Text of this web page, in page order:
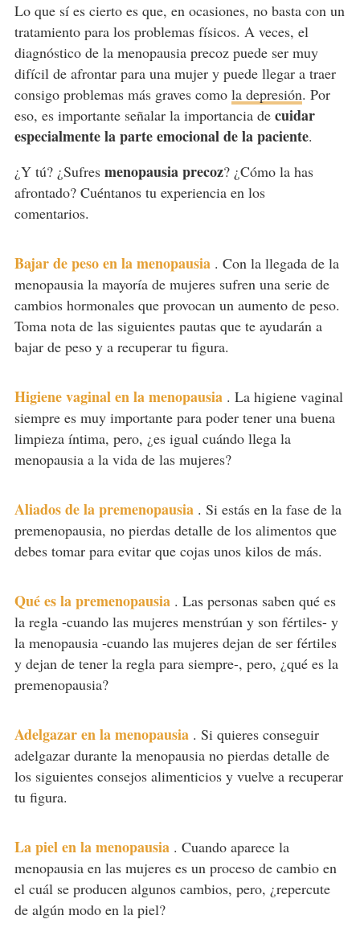
Lo que sí es cierto es que, en ocasiones, no basta con un
tratamiento para los problemas físicos. A veces, el
diagnóstico de la menopausia precoz puede ser muy
difícil de afrontar para una mujer y puede llegar a traer
consigo problemas más graves como la depresión. Por
eso, es importante señalar la importancia de cuidar
especialmente la parte emocional de la paciente.
¿Y tú? ¿Sufres menopausia precoz? ¿Cómo la has
afrontado? Cuéntanos tu experiencia en los
comentarios.
Bajar de peso en la menopausia . Con la llegada de la
menopausia la mayoría de mujeres sufren una serie de
cambios hormonales que provocan un aumento de peso.
Toma nota de las siguientes pautas que te ayudarán a
bajar de peso y a recuperar tu figura.
Higiene vaginal en la menopausia . La higiene vaginal
siempre es muy importante para poder tener una buena
limpieza íntima, pero, ¿es igual cuándo llega la
menopausia a la vida de las mujeres?
Aliados de la premenopausia . Si estás en la fase de la
premenopausia, no pierdas detalle de los alimentos que
debes tomar para evitar que cojas unos kilos de más.
Qué es la premenopausia . Las personas saben qué es
la regla -cuando las mujeres menstrúan y son fértiles- y
la menopausia -cuando las mujeres dejan de ser fértiles
y dejan de tener la regla para siempre-, pero, ¿qué es la
premenopausia?
Adelgazar en la menopausia . Si quieres conseguir
adelgazar durante la menopausia no pierdas detalle de
los siguientes consejos alimenticios y vuelve a recuperar
tu figura.
La piel en la menopausia . Cuando aparece la
menopausia en las mujeres es un proceso de cambio en
el cuál se producen algunos cambios, pero, ¿repercute
de algún modo en la piel?